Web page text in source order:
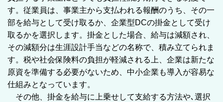
す。従業員は、事業主から支払われる報酬のうち、その一
部を給与として受け取るか、企業型DCの掛金として受け
取るかを選択します。掛金とした場合、給与は減額され、
その減額分は生涯設計手当などの名称で、積み立てられま
す。税や社会保険料の負担が軽減される上、企業は新たな
原資を準備する必要がないため、中小企業も導入が容易な
仕組みとなっています。
その他、掛金を給与に上乗せして支給する方法や､選択